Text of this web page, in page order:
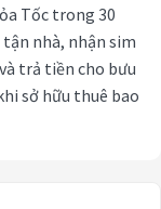
Tốc trong 30
nhà, nhận sim
trả tiền cho bưu
sở hữu thuê bao